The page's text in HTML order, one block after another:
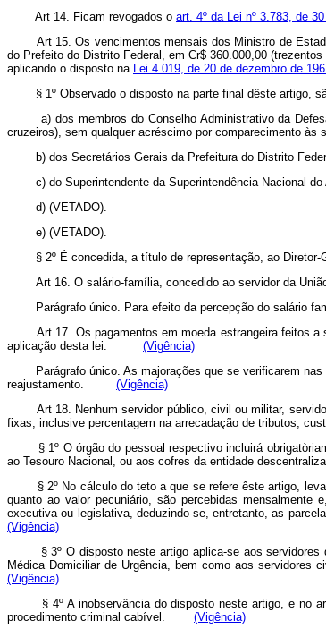
Art 14. Ficam revogados o art. 4º da Lei nº 3.783, de
Art 15. Os vencimentos mensais dos Ministro de
do Prefeito do Distrito Federal, em Cr$ 360.000,00
aplicando o disposto na Lei 4.019, de 20 de dezembro de
§ 1º Observado o disposto na parte final dêste artigo,
a) dos membros do Conselho Administrativo da
cruzeiros), sem qualquer acréscimo por comparecimento às
b) dos Secretários Gerais da Prefeitura do Distrito
c) do Superintendente da Superintendência Nacional do
d) (VETADO).
e) (VETADO).
§ 2º É concedida, a título de representação, ao Diretor-
Art 16. O salário-família, concedido ao servidor da
Parágrafo único. Para efeito da percepção do salário
Art 17. Os pagamentos em moeda estrangeira feitos
aplicação desta lei. (Vigência)
Parágrafo único. As majorações que se verificarem nas
reajustamento. (Vigência)
Art 18. Nenhum servidor público, civil ou militar,
fixas, inclusive percentagem na arrecadação de tributos,
§ 1º O órgão do pessoal respectivo incluirá
ao Tesouro Nacional, ou aos cofres da entidade
§ 2º No cálculo do teto a que se refere êste artigo,
quanto ao valor pecuniário, são percebidas mensalmente
executiva ou legislativa, deduzindo-se, entretanto, as
(Vigência)
§ 3º O disposto neste artigo aplica-se aos servidores da
Médica Domiciliar de Urgência, bem como aos servidores
(Vigência)
§ 4º A inobservância do disposto neste artigo, e no art.
procedimento criminal cabível. (Vigência)